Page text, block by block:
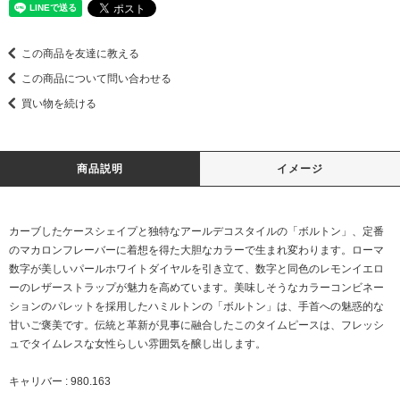
この商品を友達に教える
この商品について問い合わせる
買い物を続ける
商品説明 イメージ
カーブしたケースシェイプと独特なアールデコスタイルの「ボルトン」、定番
のマカロンフレーバーに着想を得た大胆なカラーで生まれ変わります。ローマ
数字が美しいパールホワイトダイヤルを引き立て、数字と同色のレモンイエロ
ーのレザーストラップが魅力を高めています。美味しそうなカラーコンビネー
ションのパレットを採用したハミルトンの「ボルトン」は、手首への魅惑的な
甘いご褒美です。伝統と革新が見事に融合したこのタイムピースは、フレッシ
ュでタイムレスな女性らしい雰囲気を醸し出します。
キャリバー : 980.163